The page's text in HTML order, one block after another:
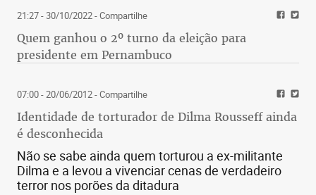
21:27 - 30/10/2022- Compartilhe
Quem ganhou o 2º turno da eleição para
presidente em Pernambuco
07:00 - 20/06/2012- Compartilhe
Identidade de torturador de Dilma Rousseff ainda
é desconhecida
Não se sabe ainda quem torturou a ex-militante
Dilma e a levou a vivenciar cenas de verdadeiro
terror nos porões da ditadura